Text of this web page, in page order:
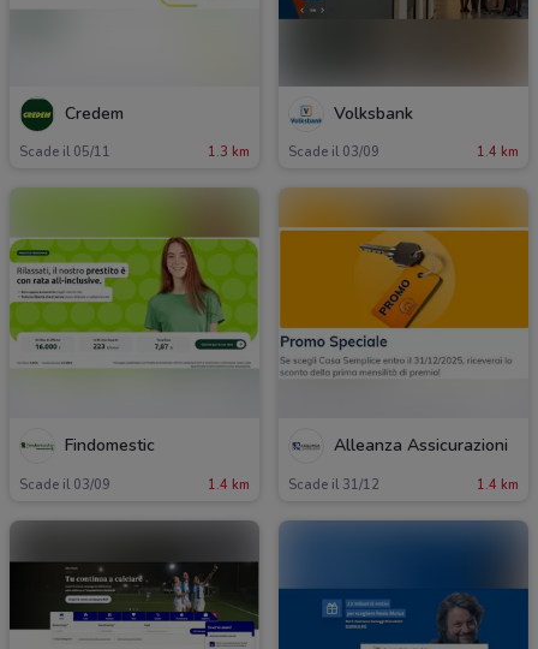
Credem
Scade il 05/11 1.3 km
Volksbank
Scade il 03/09 1.4 km
Findomestic
Scade il 03/09 1.4 km
Alleanza Assicurazioni
Scade il 31/12 1.4 km